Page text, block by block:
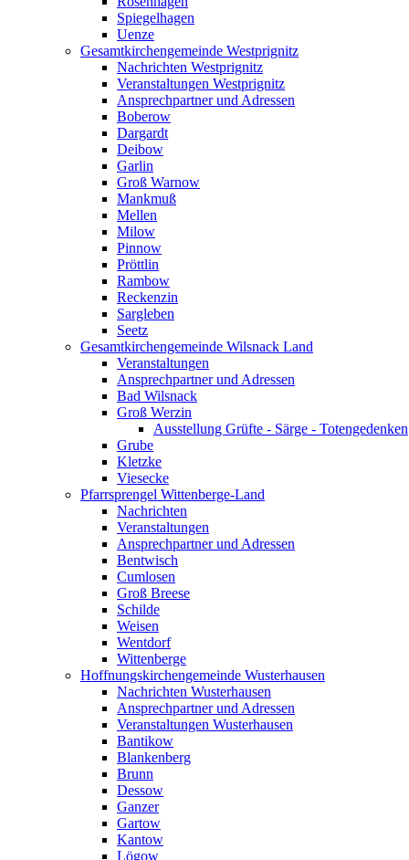
Spiegelhagen
Uenze
Gesamtkirchengemeinde Westprignitz
Nachrichten Westprignitz
Veranstaltungen Westprignitz
Ansprechpartner und Adressen
Boberow
Dargardt
Deibow
Garlin
Groß Warnow
Mankmuß
Mellen
Milow
Pinnow
Pröttlin
Rambow
Reckenzin
Sargleben
Seetz
Gesamtkirchengemeinde Wilsnack Land
Veranstaltungen
Ansprechpartner und Adressen
Bad Wilsnack
Groß Werzin
Ausstellung Grüfte - Särge - Totengedenken
Grube
Kletzke
Viesecke
Pfarrsprengel Wittenberge-Land
Nachrichten
Veranstaltungen
Ansprechpartner und Adressen
Bentwisch
Cumlosen
Groß Breese
Schilde
Weisen
Wentdorf
Wittenberge
Hoffnungskirchengemeinde Wusterhausen
Nachrichten Wusterhausen
Ansprechpartner und Adressen
Veranstaltungen Wusterhausen
Bantikow
Blankenberg
Brunn
Dessow
Ganzer
Gartow
Kantow
Lögow